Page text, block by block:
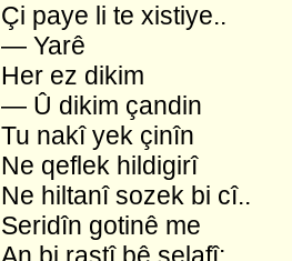
Çi paye li te xistiye..
— Yarê
Her ez dikim
— Û dikim çandin
Tu nakî yek çinîn
Ne qeflek hildigirî
Ne hiltanî sozek bi cî..
Seridîn gotinê me